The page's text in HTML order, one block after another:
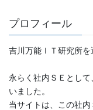
プロフィール
吉川万能ＩＴ研究所を
永らく社内ＳＥとし
いました。
当サイトは、この社